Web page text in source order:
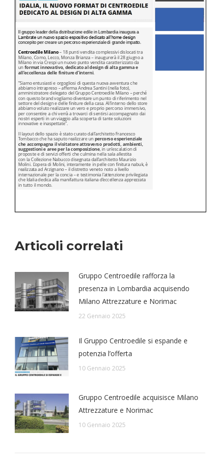
Articoli correlati
Gruppo Centroedile rafforza la
presenza in Lombardia acquisendo
Milano Attrezzature e Norimac
22 Gennaio 2025
Il Gruppo Centroedile si espande e
potenzia l’offerta
10 Gennaio 2025
Gruppo Centroedile acquisisce Milano
Attrezzature e Norimac
10 Gennaio 2025